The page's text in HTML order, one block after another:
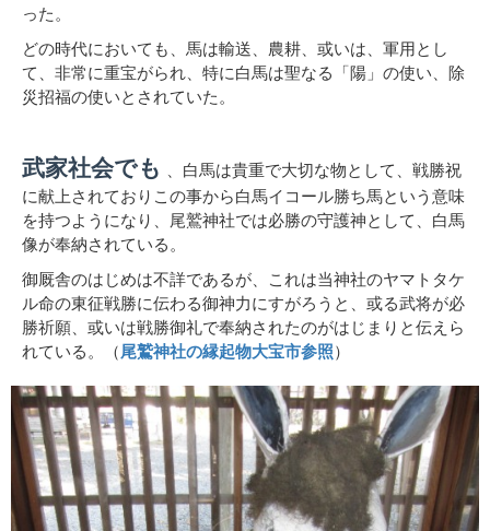
った。
どの時代においても、馬は輸送、農耕、或いは、軍用とし
て、非常に重宝がられ、特に白馬は聖なる「陽」の使い、除
災招福の使いとされていた。
武家社会でも
、白馬は貴重で大切な物として、戦勝祝
に献上されておりこの事から白馬イコール勝ち馬という意味
を持つようになり、尾鷲神社では必勝の守護神として、白馬
像が奉納されている。
御厩舎のはじめは不詳であるが、これは当神社のヤマトタケ
ル命の東征戦勝に伝わる御神力にすがろうと、或る武将が必
勝祈願、或いは戦勝御礼で奉納されたのがはじまりと伝えら
れている。（尾鷲神社の縁起物大宝市参照）